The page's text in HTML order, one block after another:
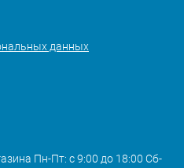
данных
Пн-Пт: с 9:00 до 18:00 Сб-